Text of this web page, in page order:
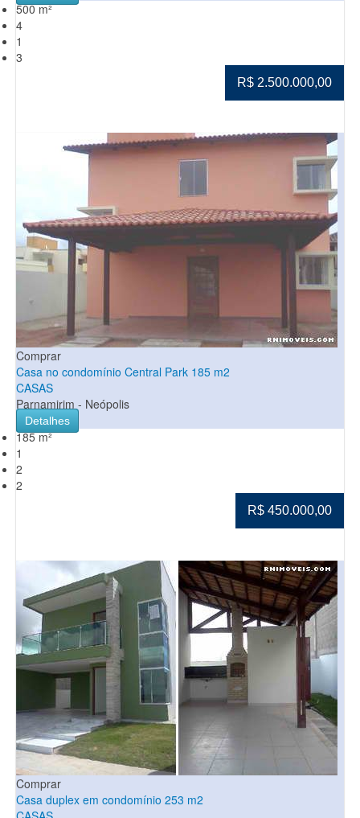
500 m²
4
1
3
R$ 2.500.000,00
Comprar
Casa no condomínio Central Park 185 m2
CASAS
Parnamirim - Neópolis
Detalhes
185 m²
1
2
2
R$ 450.000,00
Comprar
Casa duplex em condomínio 253 m2